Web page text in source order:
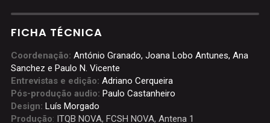
FICHA TÉCNICA
Coordenação: António Granado, Joana Lobo Antunes, Ana
Sanchez e Paulo N. Vicente
Entrevistas e edição: Adriano Cerqueira
Pós-produção audio: Paulo Castanheiro
Design: Luís Morgado
Produção: ITQB NOVA, FCSH NOVA, Antena 1